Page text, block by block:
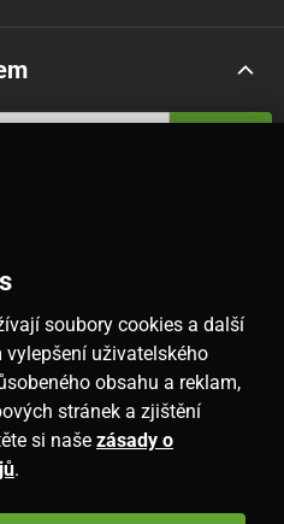
soubory cookies a další
uživatelského
obsahu a reklam,
stránek a zjištění
si naše zásady o
.